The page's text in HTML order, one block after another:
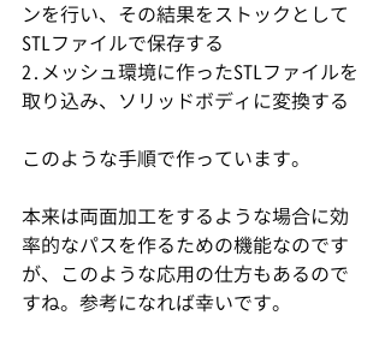
ンを行い、その結果をストックとして
STLファイルで保存する
2.メッシュ環境に作ったSTLファイルを
取り込み、ソリッドボディに変換する
このような手順で作っています。
本来は両面加工をするような場合に効
率的なパスを作るための機能なのです
が、このような応用の仕方もあるので
すね。参考になれば幸いです。